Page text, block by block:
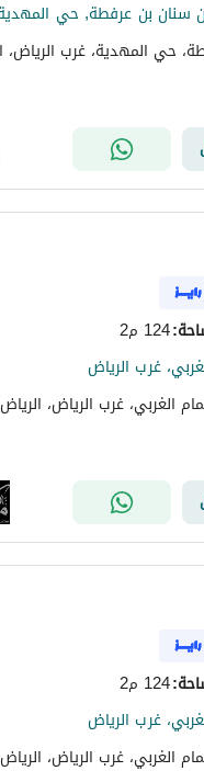
:124 م2
غرب الرياض
الغربي، غرب الرياض، الرياض
:124 م2
غرب الرياض
الغربي، غرب الرياض، الرياض